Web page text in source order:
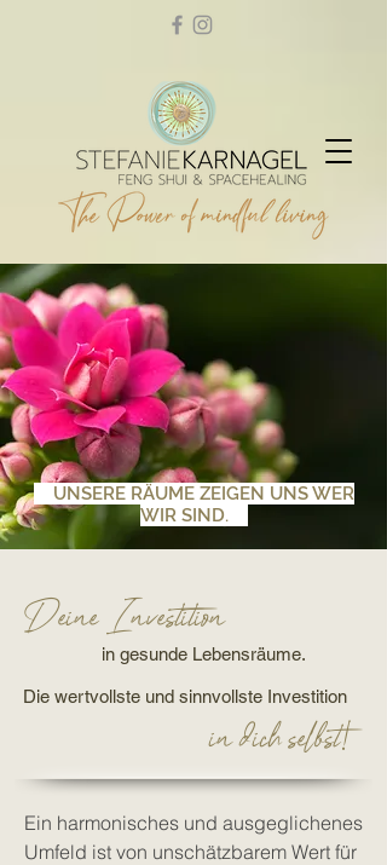
UNSERE RÄUME ZEIGEN UNS WER
WIR SIND.
Deine Investition
in gesunde Lebensräume.
Die wertvollste und sinnvollste Investition
in dich selbst!
Ein harmonisches und ausgeglichenes
Umfeld ist von unschätzbarem Wert für